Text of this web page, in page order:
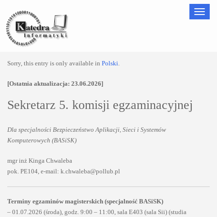
Sorry, this entry is only available in Polski.
[Ostatnia aktualizacja: 23.06.2026]
Sekretarz 5. komisji egzaminacyjnej
Dla specjalności Bezpieczeństwo Aplikacji, Sieci i Systemów
Komputerowych (BASiSK)
mgr inż Kinga Chwaleba
pok. PE104, e-mail: k.chwaleba@pollub.pl
Terminy egzaminów magisterskich (specjalność BASiSK)
– 01.07.2026 (środa), godz. 9:00 – 11:00, sala E403 (sala Sii) (studia